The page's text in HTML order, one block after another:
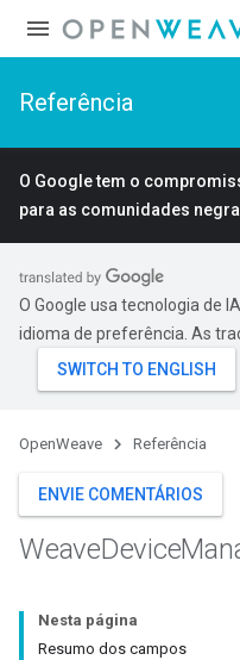
Referência
O Google tem o
para as comunidades
O Google usa tecnologia de
idioma de preferência. As
OpenWeave Referência
ENVIE COMENTÁRIOS
WeaveDevice
Nesta página
Resumo dos campos